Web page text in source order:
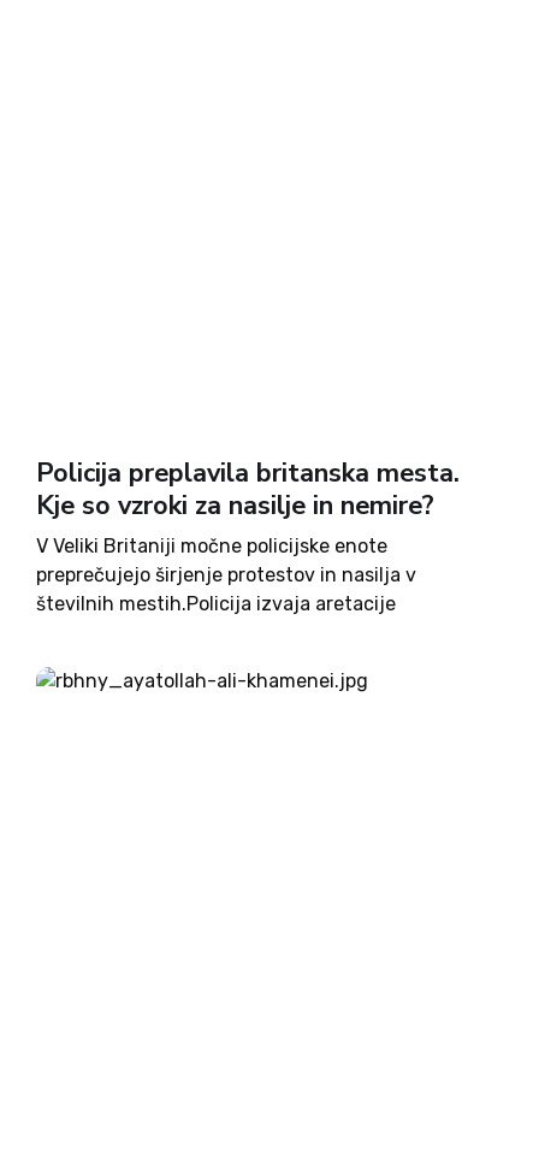
Policija preplavila britanska mesta.
Kje so vzroki za nasilje in nemire?
V Veliki Britaniji močne policijske enote
preprečujejo širjenje protestov in nasilja v
številnih mestih.Policija izvaja aretacije
množičnega priseljevanja nezakonitih migrantov.
Policija išče organizatorje protestov in nemirov.